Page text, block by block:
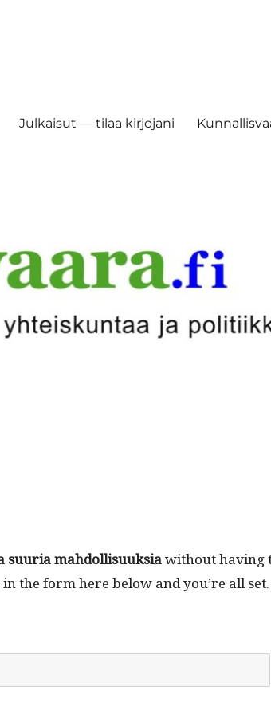
Julkaisut — tilaa kirjojani
suuria mah­dol­lisuuk­siawith­out hav­ing
the form here below and you’re all set.